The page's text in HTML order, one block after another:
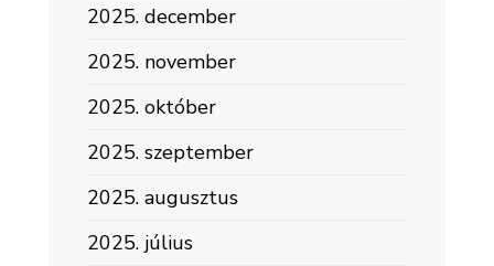
2025. december
2025. november
2025. október
2025. szeptember
2025. augusztus
2025. július